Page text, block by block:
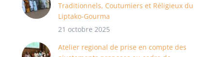
Traditionnels, Coutumiers et Réligieux du
Liptako-Gourma
21 octobre 2025
Atelier regional de prise en compte des